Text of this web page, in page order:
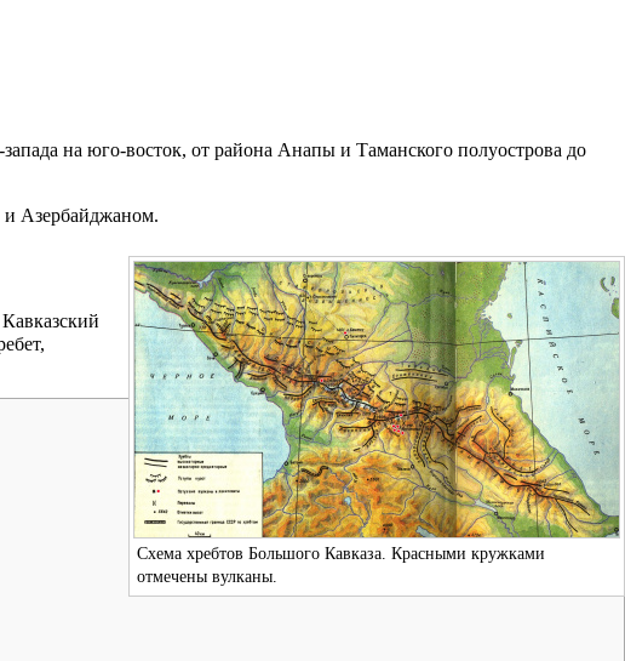
на юго-восток, от района Анапы и Таманского полуострова до
и Азербайджаном.
Схема хребтов Большого Кавказа. Красными кружками
отмечены вулканы.
,